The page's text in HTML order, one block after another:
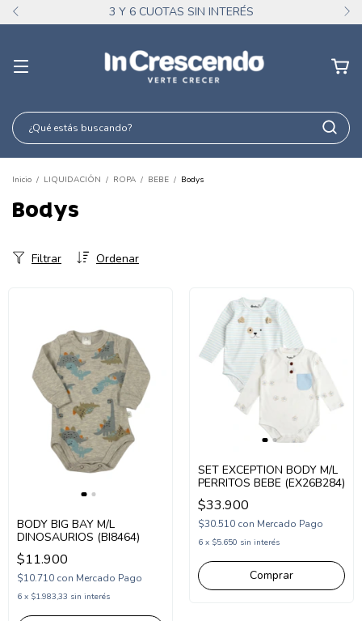
3 Y 6 CUOTAS SIN INTERÉS
Inicio / LIQUIDACIÓN / ROPA / BEBE / Bodys
Bodys
Ordenar
Filtrar
BODY BIG BAY M/L
DINOSAURIOS (BI8464)
$11.900
$10.710 con Mercado Pago
6 x $1.983,33 sin interés
SET EXCEPTION BODY M/L
PERRITOS BEBE (EX26B284)
$33.900
$30.510 con Mercado Pago
6 x $5.650 sin interés
Comprar